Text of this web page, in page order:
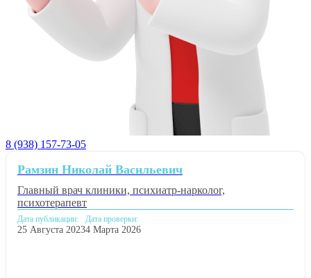
8 (938) 157-73-05
Рамзин Николай Васильевич
Главный врач клиники, психиатр-нарколог,
психотерапевт
Дата публикации:
25 Августа 2023
Дата проверки:
4 Марта 2026